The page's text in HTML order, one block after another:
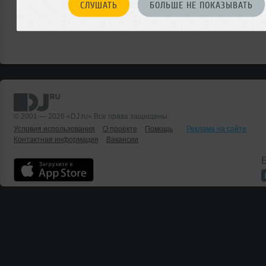
СЛУШАТЬ БОЛЬШЕ НЕ ПОКАЗЫВАТЬ
© 2001 — 2026 «DJ.ru» Все права защищены.
Условия использования
О проекте Помощь
Реклама на сайте
Контактная информация
Вакансии